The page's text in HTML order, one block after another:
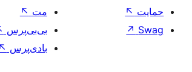
حمایت ↖
Swag
↗
مت ↖
بی‌بی‌پرس
بادی‌پرس